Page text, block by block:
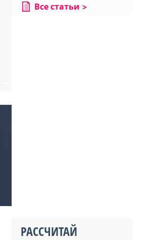
Все статьи
РАССЧИТАЙ